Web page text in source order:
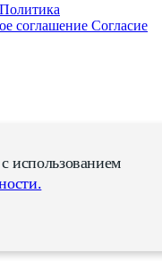
использованием
Политика
соглашение Согласие
ознакомиться с
препарат